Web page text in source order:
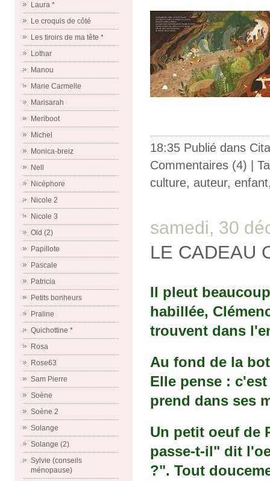
Laura *
Le croquis de côté
Les tiroirs de ma tête *
Lothar
Manou
Marie Carmelle
Marisarah
Meriboot
Michel
Monica-breiz
Nell
Nicéphore
Nicole 2
Nicole 3
Old (2)
Papillote
Pascale
Patricia
Petits bonheurs
Praline
Quichottine *
Rosa
Rose63
Sam Pierre
Soène
Soène 2
Solange
Solange (2)
Sylvie (conseils
ménopause)
18:35 Publié dans
Commentaires (4) |
culture, auteur, enfant
samedi, 30
LE CADEAU
Il pleut
habillée,
trouvent dans
Au fond de la
Elle pense :
prend dans ses
Un petit oeuf de
passe-t-il" dit
?". Tout